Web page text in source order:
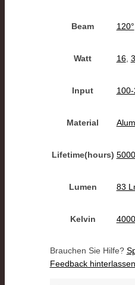
Beam 120°
Watt 16,
Input
Material
Lifetime(hours)
Lumen 83
Kelvin 4000
Brauchen Sie Hilfe?
Feedback hinterlassen